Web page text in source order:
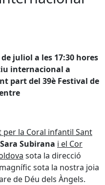
juliol a les 17:30 hores
internacional a
part del 39è Festival de
la Coral infantil Sant
Subirana i el Cor
sota la direcció
sota la nostra joia
de Déu dels Àngels.